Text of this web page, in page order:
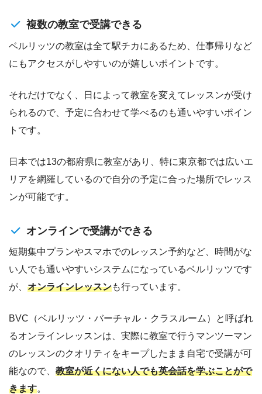
複数の教室で受講できる
ベルリッツの教室は全て駅チカにあるため、仕事帰りなど
にもアクセスがしやすいのが嬉しいポイントです。
それだけでなく、日によって教室を変えてレッスンが受け
られるので、予定に合わせて学べるのも通いやすいポイン
トです。
日本では13の都府県に教室があり、特に東京都では広いエ
リアを網羅しているので自分の予定に合った場所でレッス
ンが可能です。
オンラインで受講ができる
短期集中プランやスマホでのレッスン予約など、時間がな
い人でも通いやすいシステムになっているベルリッツです
が、 オンラインレッスンも行っています。
BVC（ベルリッツ・バーチャル・クラスルーム）と呼ばれ
るオンラインレッスンは、実際に教室で行うマンツーマン
のレッスンのクオリティをキープしたまま自宅で受講が可
能なので、 教室が近くにない人でも英会話を学ぶことがで
きます。